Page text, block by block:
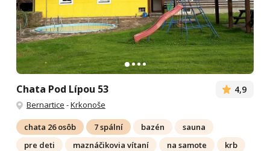
Chata Pod Lípou 53 4,9
Bernartice -Krkonoše
chata 26 osôb 7 spální bazén
sauna
pre deti
maznáčikovia vítaní na samote
krb